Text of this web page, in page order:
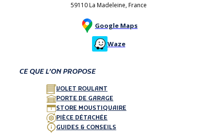
59110 La Madeleine, France
Google Maps
Waze
CE QUE L’ON PROPOSE
VOLET ROULANT
PORTE DE GARAGE
STORE MOUSTIQUAIRE
PIÈCE DÉTACHÉE
GUIDES & CONSEILS